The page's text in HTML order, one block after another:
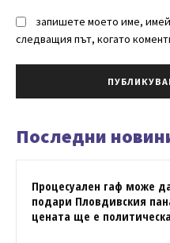
запишете моето име,
следващия път, когато
Последни
Процесуален гаф може
подари Пловдивския
цената ще е политическа